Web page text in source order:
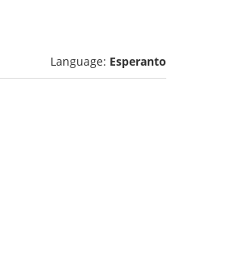
Language: Esperanto